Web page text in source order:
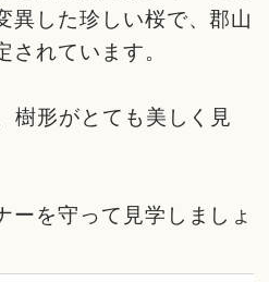
異した珍しい桜で、郡山
れています。
樹形がとても美しく見
ーを守って見学しましょ